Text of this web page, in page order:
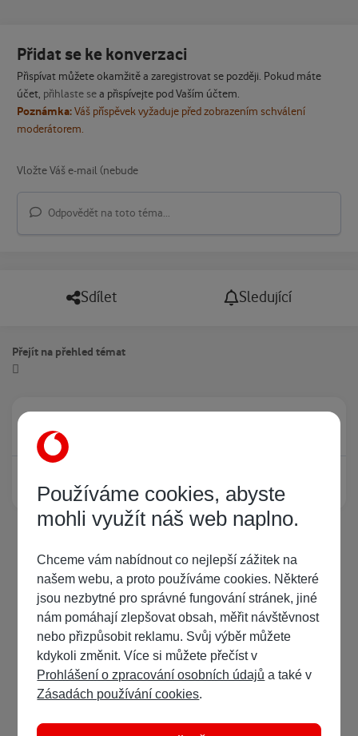
Přidat se ke konverzaci
Přispívat můžete okamžitě a zaregistrovat se později. Pokud máte
účet, přihlaste sea přispívejte pod Vaším účtem.
Poznámka:Váš příspěvek vyžaduje před zobrazením schválení
moderátorem.
Odpovědět na toto téma...
Sdílet Sledující
Přejít na přehled témat
Právě prohlíží tuto stránku
Žádný registrovaný uživatel si neprohlíží tuto stránku
Používáme cookies, abyste
mohli využít náš web naplno.
Chceme vám nabídnout co nejlepší zážitek na
našem webu, a proto používáme cookies. Některé
jsou nezbytné pro správné fungování stránek, jiné
nám pomáhají zlepšovat obsah, měřit návštěvnost
nebo přizpůsobit reklamu. Svůj výběr můžete
kdykoli změnit. Více si můžete přečíst v
Prohlášení o zpracování osobních údajů a také v
Zásadách používání cookies.